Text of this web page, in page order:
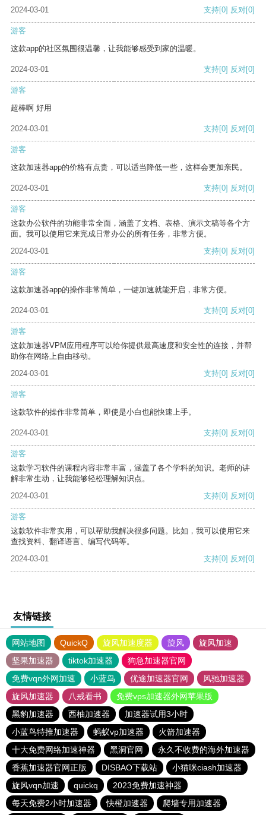
2024-03-01
支持[0] 反对[0]
游客
这款app的社区氛围很温馨，让我能够感受到家的温暖。
2024-03-01 支持[0] 反对[0]
游客
超棒啊 好用
2024-03-01 支持[0] 反对[0]
游客
这款加速器app的价格有点贵，可以适当降低一些，这样会更加亲民。
2024-03-01 支持[0] 反对[0]
游客
这款办公软件的功能非常全面，涵盖了文档、表格、演示文稿等各个方
面。我可以使用它来完成日常办公的所有任务，非常方便。
2024-03-01
支持[0] 反对[0]
游客
这款加速器app的操作非常简单，一键加速就能开启，非常方便。
2024-03-01 支持[0] 反对[0]
游客
这款加速器VPM应用程序可以给你提供最高速度和安全性的连接，并帮
助你在网络上自由移动。
2024-03-01
支持[0] 反对[0]
游客
这款软件的操作非常简单，即使是小白也能快速上手。
2024-03-01 支持[0] 反对[0]
游客
这款学习软件的课程内容非常丰富，涵盖了各个学科的知识。老师的讲
解非常生动，让我能够轻松理解知识点。
2024-03-01
支持[0] 反对[0]
游客
这款软件非常实用，可以帮助我解决很多问题。比如，我可以使用它来
查找资料、翻译语言、编写代码等。
2024-03-01
支持[0] 反对[0]
友情链接
网站地图 QuickQ 旋风加速度器 旋风
旋风加速
坚果加速器
tiktok加速器
狗急加速器官网
免费vqn外网加速
小蓝鸟 优途加速器官网
风驰加速器
旋风加速器
八戒看书
免费vps加速器外网苹果版
黑豹加速器
西柚加速器
加速器试用3小时
小蓝鸟特推加速器
蚂蚁vp加速器
火箭加速器
十大免费网络加速神器
黑洞官网
永久不收费的海外加速器
香蕉加速器官网正版
DISBAO下载站
小猫咪ciash加速器
旋风vqn加速
quickq
2023免费加速神器
每天免费2小时加速器
快橙加速器 爬墙专用加速器